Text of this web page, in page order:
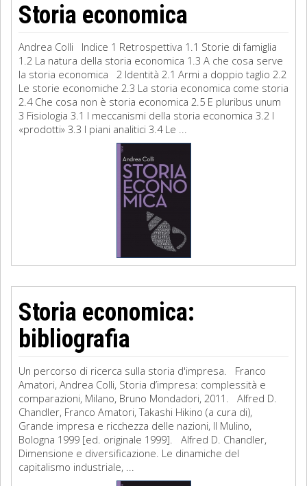
Storia economica
Andrea Colli Indice 1 Retrospettiva 1.1 Storie di famiglia
1.2 La natura della storia economica 1.3 A che cosa serve
la storia economica 2 Identità 2.1 Armi a doppio taglio 2.2
Le storie economiche 2.3 La storia economica come storia
2.4 Che cosa non è storia economica 2.5 E pluribus unum
3 Fisiologia 3.1 I meccanismi della storia economica 3.2 I
«prodotti» 3.3 I piani analitici 3.4 Le ...
Storia economica:
bibliografia
Un percorso di ricerca sulla storia d'impresa. Franco
Amatori, Andrea Colli, Storia d’impresa: complessità e
comparazioni, Milano, Bruno Mondadori, 2011. Alfred D.
Chandler, Franco Amatori, Takashi Hikino (a cura di),
Grande impresa e ricchezza delle nazioni, Il Mulino,
Bologna 1999 [ed. originale 1999]. Alfred D. Chandler,
Dimensione e diversificazione. Le dinamiche del
capitalismo industriale, ...